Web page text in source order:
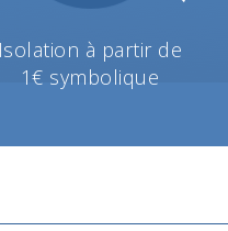
Isolation à partir de
1€ symbolique